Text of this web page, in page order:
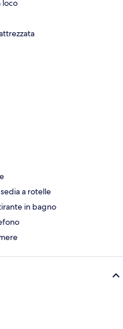
loco
a rotelle
in bagno